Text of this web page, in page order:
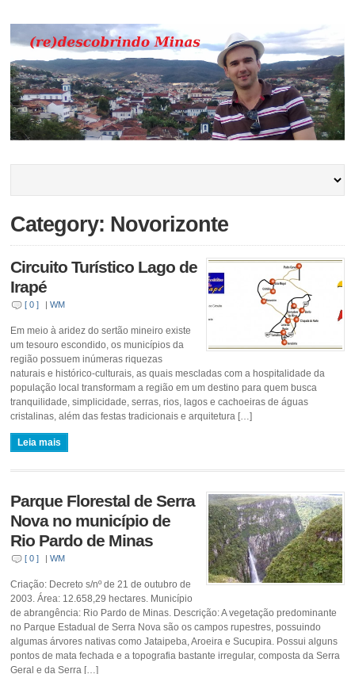
Category: Novorizonte
Circuito Turístico Lago de
Irapé
[ 0 ] |WM
Em meio à aridez do sertão mineiro existe
um tesouro escondido, os municípios da
região possuem inúmeras riquezas
naturais e histórico-culturais, as quais mescladas com a hospitalidade da
população local transformam a região em um destino para quem busca
tranquilidade, simplicidade, serras, rios, lagos e cachoeiras de águas
cristalinas, além das festas tradicionais e arquitetura […]
Leia mais
Parque Florestal de Serra
Nova no município de
Rio Pardo de Minas
[ 0 ] |WM
Criação: Decreto s/nº de 21 de outubro de
2003. Área: 12.658,29 hectares. Município
de abrangência: Rio Pardo de Minas. Descrição: A vegetação predominante
no Parque Estadual de Serra Nova são os campos rupestres, possuindo
algumas árvores nativas como Jataipeba, Aroeira e Sucupira. Possui alguns
pontos de mata fechada e a topografia bastante irregular, composta da Serra
Geral e da Serra […]